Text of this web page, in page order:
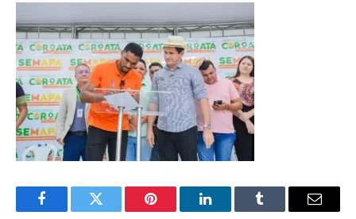
FacebookTwitter Pinterest LinkedInTumblr Email